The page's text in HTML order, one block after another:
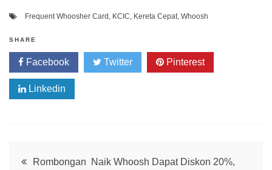
Frequent Whoosher Card, KCIC, Kereta Cepat, Whoosh
SHARE
Facebook Twitter Pinterest
Linkedin
PostRombongan Naik Whoosh Dapat Diskon 20%,